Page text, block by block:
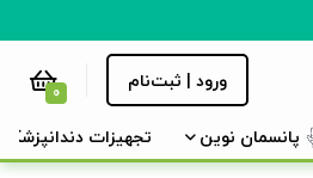
ورود | ثبت‌نام 0
پانسمان نوین تجهیزات دندانپزشکی